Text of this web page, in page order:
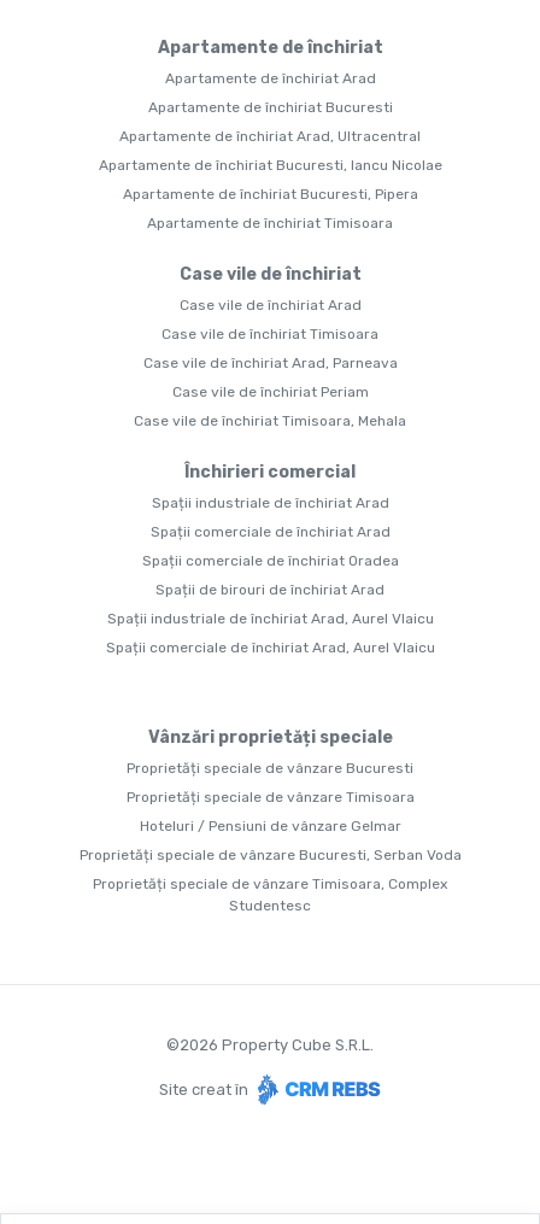
Apartamente de închiriat
Apartamente de închiriat Arad
Apartamente de închiriat Bucuresti
Apartamente de închiriat Arad, Ultracentral
Apartamente de închiriat Bucuresti, Iancu Nicolae
Apartamente de închiriat Bucuresti, Pipera
Apartamente de închiriat Timisoara
Case vile de închiriat
Case vile de închiriat Arad
Case vile de închiriat Timisoara
Case vile de închiriat Arad, Parneava
Case vile de închiriat Periam
Case vile de închiriat Timisoara, Mehala
Închirieri comercial
Spații industriale de închiriat Arad
Spații comerciale de închiriat Arad
Spații comerciale de închiriat Oradea
Spații de birouri de închiriat Arad
Spații industriale de închiriat Arad, Aurel Vlaicu
Spații comerciale de închiriat Arad, Aurel Vlaicu
Vânzări proprietăți speciale
Proprietăți speciale de vânzare Bucuresti
Proprietăți speciale de vânzare Timisoara
Hoteluri / Pensiuni de vânzare Gelmar
Proprietăți speciale de vânzare Bucuresti, Serban Voda
Proprietăți speciale de vânzare Timisoara, Complex
Studentesc
©2026 Property Cube S.R.L.
Site creat în